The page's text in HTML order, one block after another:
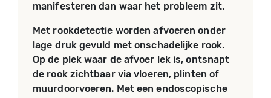
manifesteren dan waar het probleem zit.
Met rookdetectie worden afvoeren onder
lage druk gevuld met onschadelijke rook.
Op de plek waar de afvoer lek is, ontsnapt
de rook zichtbaar via vloeren, plinten of
muurdoorvoeren. Met een endoscopische